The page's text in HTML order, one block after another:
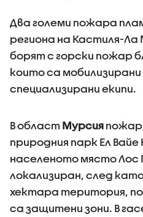
Два големи пожара
региона на Кастиля-
борят с горски пожар
които са мобилизирани
специализирани екипи.
В област Мурсия
природния парк Ел
населеното място Лос
локализиран, след
хектара територия,
са защитени зони. В